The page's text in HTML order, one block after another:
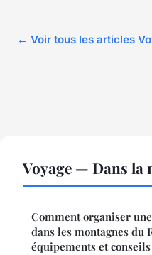
← Voir tous les articles
Voyage — Dans la
Comment organiser
dans les montagnes du
équipements et